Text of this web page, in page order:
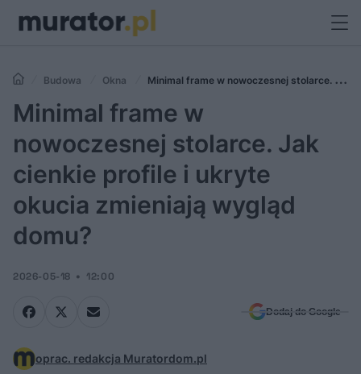
Budowa Okna
Minimal frame w nowoczesnej stolarce. Jak
cienkie profile i ukryte okucia zmieniają wygląd domu?
Minimal frame w
nowoczesnej stolarce. Jak
cienkie profile i ukryte
okucia zmieniają wygląd
domu?
2026-05-18 12:00
Dodaj do Google
oprac. redakcja Muratordom.pl